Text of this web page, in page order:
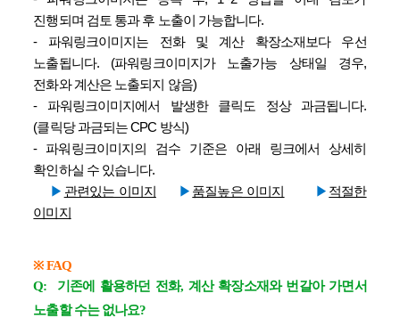
진행되며 검토 통과 후 노출이 가능합니다.
- 파워링크이미지는 전화 및 계산 확장소재보다 우선
노출됩니다. (파워링크이미지가 노출가능 상태일 경우,
전화와 계산은 노출되지 않음)
- 파워링크이미지에서 발생한 클릭도 정상 과금됩니다.
(클릭당 과금되는 CPC 방식)
- 파워링크이미지의 검수 기준은 아래 링크에서 상세히
확인하실 수 있습니다.
​ ​ ▶ 관련있는 이미지 ​▶ 품질높은 이미지 ​▶ 적절한
이미지
※ FAQ
Q: 기존에 활용하던 전화, 계산 확장소재와 번갈아 가면서
노출할 수는 없나요?